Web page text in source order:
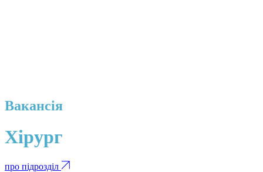
Вакансія
Хірург
про підрозділ